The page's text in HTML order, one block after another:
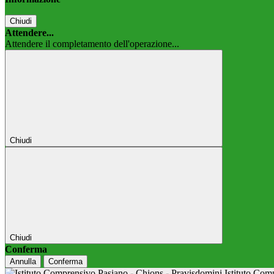
Chiudi
Attendere...
Attendere il completamento dell'operazione...
Chiudi
Chiudi
Conferma
Annulla Conferma